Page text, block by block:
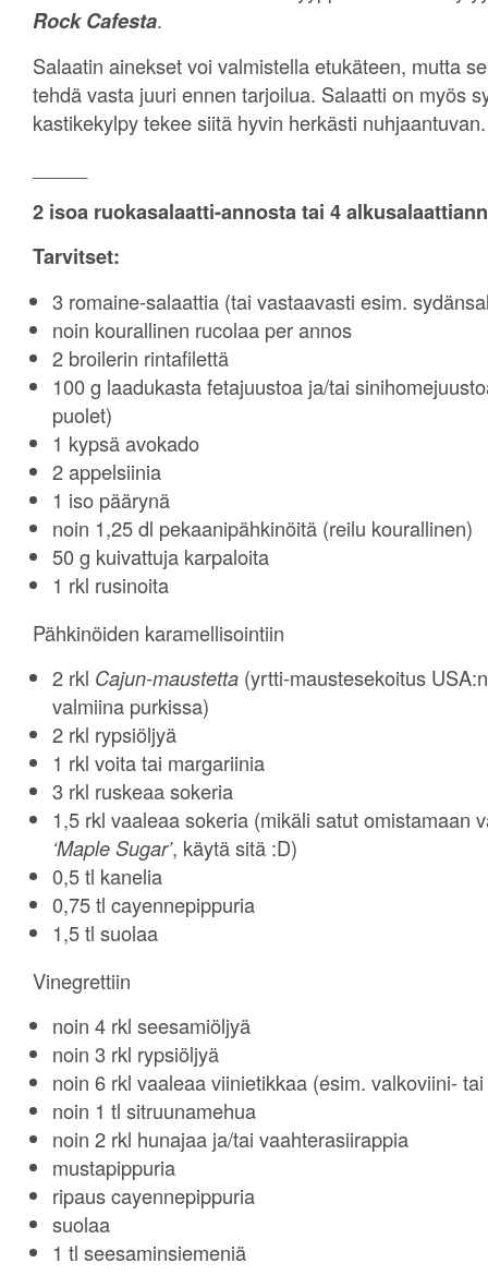
Rock Cafesta.
Salaatin ainekset voi valmistella etukäteen, mutta
tehdä vasta juuri ennen tarjoilua. Salaatti on myös
kastikekylpy tekee siitä hyvin herkästi nuhjaantuvan.
2 isoa ruokasalaatti-annosta tai 4
Tarvitset:
3 romaine-salaattia (tai vastaavasti esim.
noin kourallinen rucolaa per annos
2 broilerin rintafilettä
100 g laadukasta fetajuustoa ja/tai
puolet)
1 kypsä avokado
2 appelsiinia
1 iso päärynä
noin 1,25 dl pekaanipähkinöitä (reilu kourallinen)
50 g kuivattuja karpaloita
1 rkl rusinoita
Pähkinöiden karamellisointiin
2 rkl Cajun-maustetta (yrtti-maustesekoitus
valmiina purkissa)
2 rkl rypsiöljyä
1 rkl voita tai margariinia
3 rkl ruskeaa sokeria
1,5 rkl vaaleaa sokeria (mikäli satut omistamaan
‘Maple Sugar’, käytä sitä :D)
0,5 tl kanelia
0,75 tl cayennepippuria
1,5 tl suolaa
Vinegrettiin
noin 4 rkl seesamiöljyä
noin 3 rkl rypsiöljyä
noin 6 rkl vaaleaa viinietikkaa (esim. valkoviini-
noin 1 tl sitruunamehua
noin 2 rkl hunajaa ja/tai vaahterasiirappia
mustapippuria
ripaus cayennepippuria
suolaa
1 tl seesaminsiemeniä